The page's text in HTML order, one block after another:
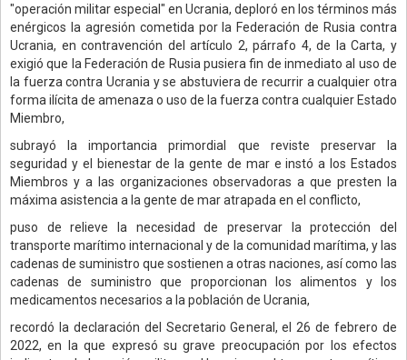
"operación militar especial" en Ucrania, deploró en los términos más
enérgicos la agresión cometida por la Federación de Rusia contra
Ucrania, en contravención del artículo 2, párrafo 4, de la Carta, y
exigió que la Federación de Rusia pusiera fin de inmediato al uso de
la fuerza contra Ucrania y se abstuviera de recurrir a cualquier otra
forma ilícita de amenaza o uso de la fuerza contra cualquier Estado
Miembro,
subrayó la importancia primordial que reviste preservar la
seguridad y el bienestar de la gente de mar e instó a los Estados
Miembros y a las organizaciones observadoras a que presten la
máxima asistencia a la gente de mar atrapada en el conflicto,
puso de relieve la necesidad de preservar la protección del
transporte marítimo internacional y de la comunidad marítima, y las
cadenas de suministro que sostienen a otras naciones, así como las
cadenas de suministro que proporcionan los alimentos y los
medicamentos necesarios a la población de Ucrania,
recordó la declaración del Secretario General, el 26 de febrero de
2022, en la que expresó su grave preocupación por los efectos